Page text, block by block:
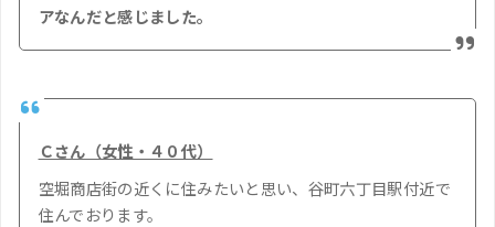
アなんだと感じました。
Ｃさん（女性・４０代）
空堀商店街の近くに住みたいと思い、谷町六丁目駅付近で
住んでおります。